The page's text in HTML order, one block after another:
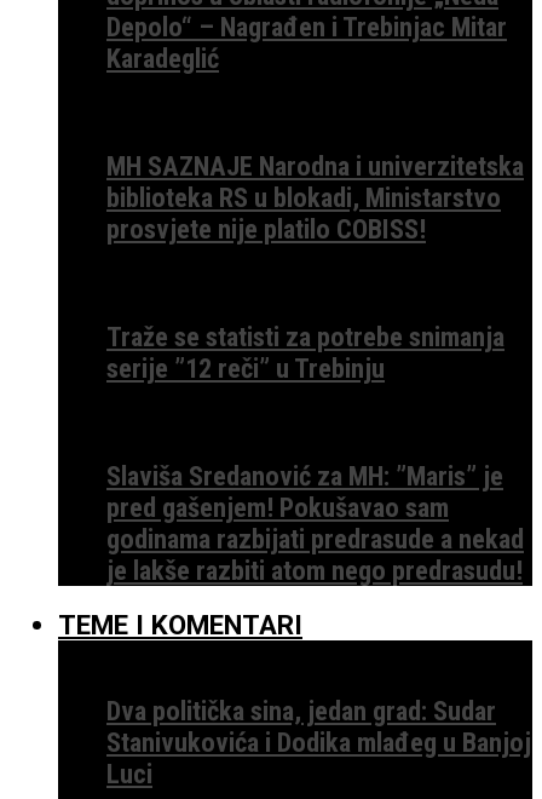
Depolo“ – Nagrađen i Trebinjac Mitar
Karadeglić
MH SAZNAJE Narodna i univerzitetska
biblioteka RS u blokadi, Ministarstvo
prosvjete nije platilo COBISS!
Traže se statisti za potrebe snimanja
serije ”12 reči” u Trebinju
Slaviša Sredanović za MH: ”Maris” je
pred gašenjem! Pokušavao sam
godinama razbijati predrasude a nekad
je lakše razbiti atom nego predrasudu!
TEME I KOMENTARI
Dva politička sina, jedan grad: Sudar
Stanivukovića i Dodika mlađeg u Banjoj
Luci